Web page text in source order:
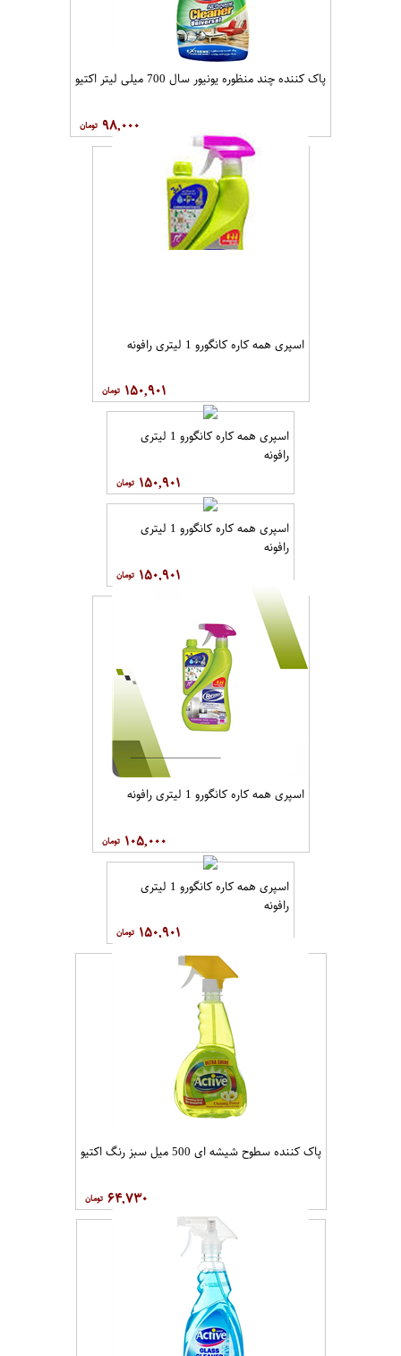
پاک کننده چند منظوره یونیور سال 700 میلی لیتر اکتیو
۹۸,۰۰۰
اسپری همه کاره کانگورو 1 لیتری رافونه
۱۵۰,۹۰۱
اسپری همه کاره کانگورو 1 لیتری
رافونه
۱۵۰,۹۰۱
اسپری همه کاره کانگورو 1 لیتری
رافونه
۱۵۰,۹۰۱
اسپری همه کاره کانگورو 1 لیتری رافونه
۱۰۵,۰۰۰
اسپری همه کاره کانگورو 1 لیتری
رافونه
۱۵۰,۹۰۱
پاک کننده سطوح شیشه ای 500 میل سبز رنگ اکتیو
۶۴,۷۳۰